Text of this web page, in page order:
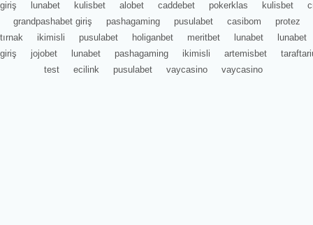
giriş
lunabet kulisbet alobet caddebet pokerklas kulisbet
grandpashabet giriş
pashagaming pusulabet casibom
protez
tırnak
ikimisli pusulabet holiganbet meritbet lunabet
lunabet
giriş
jojobet lunabet pashagaming ikimisli artemisbet
test
ecilink pusulabet vaycasino vaycasino